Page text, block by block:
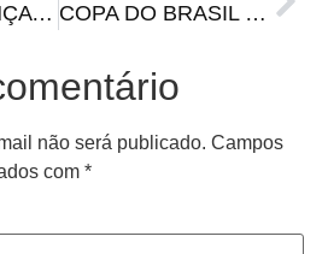
VALE LIDERANÇA | Cruzeiro/Bola Pro Futuro recebe o Inter-SM no sábado COPA DO BRASIL | Com gol de Villasanti, Grêmio vence o Cruzeiro e avança às quartas
não será publicado. Campos
com *